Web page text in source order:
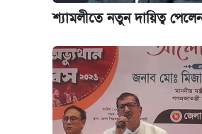
শ্যামলীতে নতুন দায়িত্ব